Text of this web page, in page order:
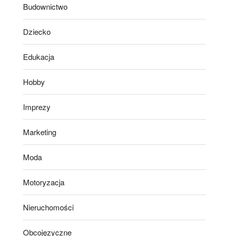
Budownictwo
Dziecko
Edukacja
Hobby
Imprezy
Marketing
Moda
Motoryzacja
Nieruchomości
Obcojęzyczne